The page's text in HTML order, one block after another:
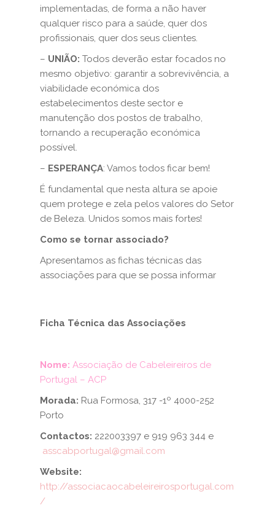
implementadas, de forma a não haver
qualquer risco para a saúde, quer dos
profissionais, quer dos seus clientes.
– UNIÃO: Todos deverão estar focados no
mesmo objetivo: garantir a sobrevivência, a
viabilidade económica dos
estabelecimentos deste sector e
manutenção dos postos de trabalho,
tornando a recuperação económica
possível.
– ESPERANÇA: Vamos todos ficar bem!
É fundamental que nesta altura se apoie
quem protege e zela pelos valores do Setor
de Beleza. Unidos somos mais fortes!
Como se tornar associado?
Apresentamos as fichas técnicas das
associações para que se possa informar
Ficha Técnica das Associações
Nome: Associação de Cabeleireiros de
Portugal – ACP
Morada: Rua Formosa, 317 -1º 4000-252
Porto
Contactos: 222003397 e 919 963 344 e
asscabportugal@gmail.com
Website:
http://associacaocabeleireirosportugal.com
/